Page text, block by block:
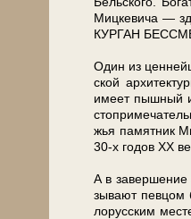
Миц­ке­ви­ча —
КУРГАН
Один из
ской
име­ет пышный
жья па­мят­ник
30-х го­дов ХХ
А в за­вер­ше­ние
зы­ва­ют певцом
ло­рус­ским